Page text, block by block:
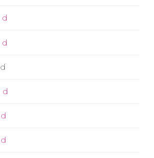
d
d
d
d
d
d